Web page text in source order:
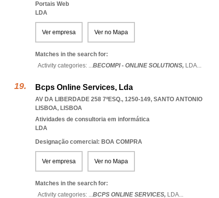
Portais Web
LDA
Ver empresa Ver no Mapa
Matches in the search for:
Activity categories: ...BECOMPI - ONLINE SOLUTIONS, LDA...
Bcps Online Services, Lda
AV DA LIBERDADE 258 7ºESQ., 1250-149, SANTO ANTONIO
LISBOA, LISBOA
Atividades de consultoria em informática
LDA
Designação comercial: BOA COMPRA
Ver empresa Ver no Mapa
Matches in the search for:
Activity categories: ...BCPS ONLINE SERVICES, LDA...